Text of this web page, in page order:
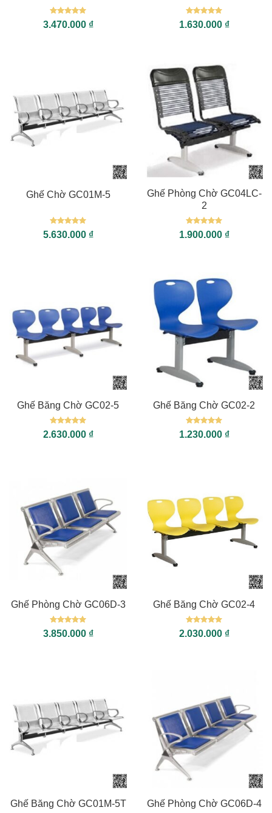
Được xếp
hạng55
3.470.000 ₫
Được xếp
hạng55
1.630.000 ₫
Ghế Chờ GC01M-5
Được xếp
hạng55
5.630.000 ₫
Ghế Phòng Chờ GC04LC-
2
Được xếp
hạng55
1.900.000 ₫
Ghế Băng Chờ GC02-5
Được xếp
hạng55
2.630.000 ₫
Ghế Băng Chờ GC02-2
Được xếp
hạng55
1.230.000 ₫
Ghế Phòng Chờ GC06D-3
Được xếp
hạng55
3.850.000 ₫
Ghế Băng Chờ GC02-4
Được xếp
hạng55
2.030.000 ₫
Ghế Băng Chờ GC01M-5T Ghế Phòng Chờ GC06D-4